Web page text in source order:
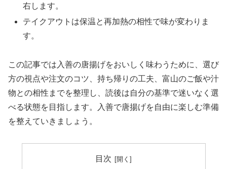
右します。
テイクアウトは保温と再加熱の相性で味が変わりま
す。
この記事では入善の唐揚げをおいしく味わうために、選び
方の視点や注文のコツ、持ち帰りの工夫、富山のご飯や汁
物との相性までを整理し、読後は自分の基準で迷いなく選
べる状態を目指します。入善で唐揚げを自由に楽しむ準備
を整えていきましょう。
目次